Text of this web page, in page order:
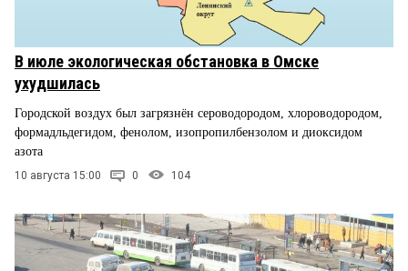
В июле экологическая обстановка в Омске
ухудшилась
Городской воздух был загрязнён сероводородом, хлороводородом,
формадльдегидом, фенолом, изопропилбензолом и диоксидом
азота
10 августа 15:00 0 104